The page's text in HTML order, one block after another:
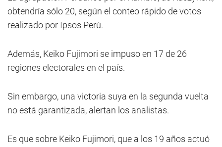
obtendría sólo 20, según el conteo rápido de votos
realizado por Ipsos Perú.
Además, Keiko Fujimori se impuso en 17 de 26
regiones electorales en el país.
Sin embargo, una victoria suya en la segunda vuelta
no está garantizada, alertan los analistas.
Es que sobre Keiko Fujimori, que a los 19 años actuó